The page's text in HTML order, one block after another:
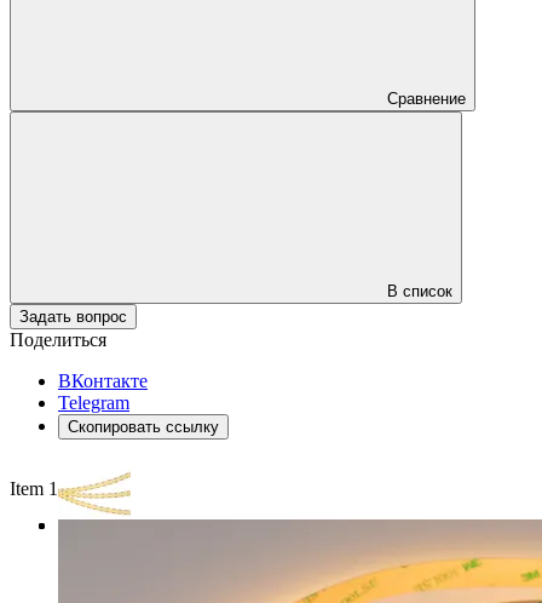
Сравнение
В список
Задать вопрос
Поделиться
ВКонтакте
Telegram
Скопировать ссылку
Item 1 of 3